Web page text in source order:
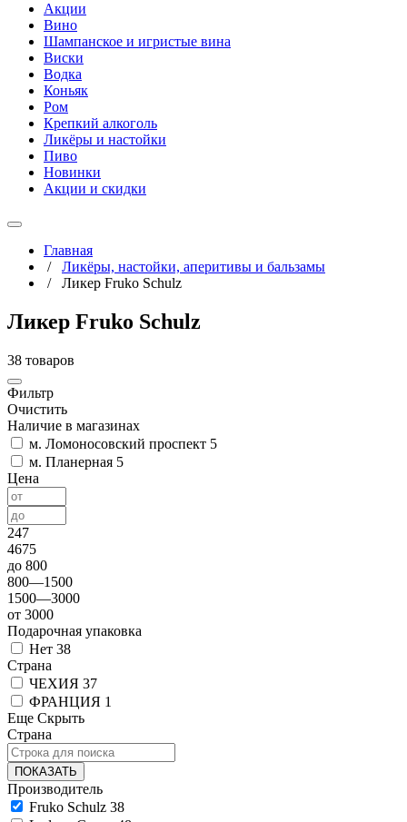
Акции
Вино
Шампанское и игристые вина
Виски
Водка
Коньяк
Ром
Крепкий алкоголь
Ликёры и настойки
Пиво
Новинки
Акции и скидки
Главная
/ Ликёры, настойки, аперитивы и бальзамы
/ Ликер Fruko Schulz
Ликер Fruko Schulz
38 товаров
Фильтр
Очистить
Наличие в магазинах
м. Ломоносовский проспект 5
м. Планерная 5
Цена
247
4675
до 800
800—1500
1500—3000
от 3000
Подарочная упаковка
Нет 38
Страна
ЧЕХИЯ 37
ФРАНЦИЯ 1
Еще Скрыть
Страна
ПОКАЗАТЬ
Производитель
Fruko Schulz 38